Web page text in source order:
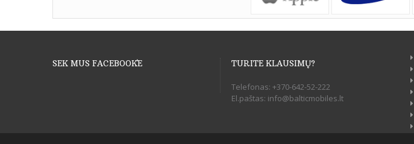
SEK MUS FACEBOOK`E TURITE KLAUSIMŲ?
Telefonas: +370-642-52-222
El.paštas: info@balticmobiles.lt